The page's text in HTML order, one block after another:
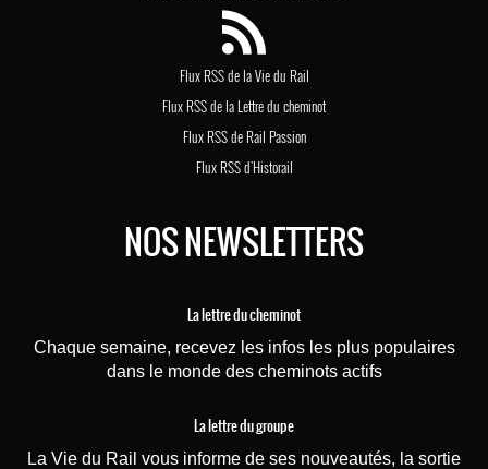
Flux RSS de la Vie du Rail
Flux RSS de la Lettre du cheminot
Flux RSS de Rail Passion
Flux RSS d'Historail
NOS NEWSLETTERS
La lettre du cheminot
Chaque semaine, recevez les infos les plus populaires
dans le monde des cheminots actifs
La lettre du groupe
La Vie du Rail vous informe de ses nouveautés, la sortie